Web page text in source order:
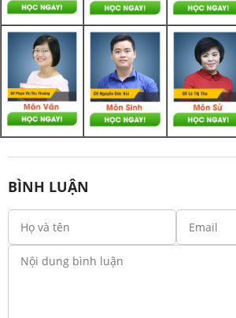
BÌNH LUẬN